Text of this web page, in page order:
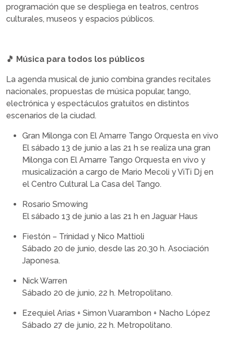
programación que se despliega en teatros, centros
culturales, museos y espacios públicos.
🎵 Música para todos los públicos
La agenda musical de junio combina grandes recitales
nacionales, propuestas de música popular, tango,
electrónica y espectáculos gratuitos en distintos
escenarios de la ciudad.
Gran Milonga con El Amarre Tango Orquesta en vivo
El sábado 13 de junio a las 21 h se realiza una gran
Milonga con El Amarre Tango Orquesta en vivo y
musicalización a cargo de Mario Mecoli y ViTi Dj en
el Centro Cultural La Casa del Tango.
Rosario Smowing
El sábado 13 de junio a las 21 h en Jaguar Haus
Fiestón – Trinidad y Nico Mattioli
Sábado 20 de junio, desde las 20.30 h. Asociación
Japonesa.
Nick Warren
Sábado 20 de junio, 22 h. Metropolitano.
Ezequiel Arias + Simon Vuarambon + Nacho López
Sábado 27 de junio, 22 h. Metropolitano.